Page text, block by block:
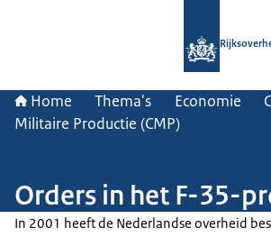
Home Thema's Economie
Militaire Productie (CMP)
Orders in het F-35-
In 2001 heeft de Nederlandse overheid